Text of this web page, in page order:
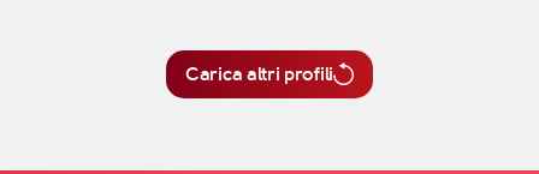
Carica altri profili